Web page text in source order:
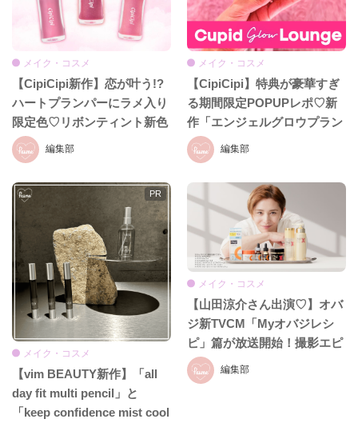
編集部
メイク・コスメ
【CipiCipi新作】恋が叶う!?
ハートプランパーにラメ入り
限定色♡リボンティント新色
も8月19日発売
編集部
メイク・コスメ
【CipiCipi】特典が豪華すぎ
る期間限定POPUPレポ♡新
作「エンジェルグロウプラン
パー」も必見!!
メイク・コスメ
【vim BEAUTY新作】「all
day fit multi pencil」と
「keep confidence mist cool
編集部
メイク・コスメ
【山田涼介さん出演♡】オバ
ジ新TVCM「Myオバジレシ
ピ」篇が放送開始！撮影エピ
ソード＆インタビュー全文を
お届け